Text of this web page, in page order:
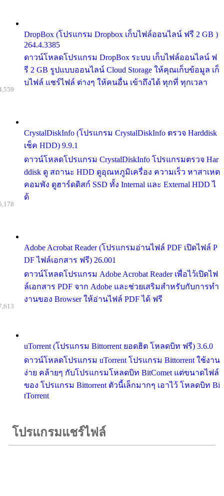
DropBox (โปรแกรม Dropbox เก็บไฟล์ออนไลน์ ฟรี 2 GB )
264.4.3385
ดาวน์โหลดโปรแกรม DropBox ระบบ เก็บไฟล์ออนไลน์ ฟ
รี 2 GB รูปแบบออนไลน์ Cloud Storage ให้คุณเก็บข้อมูล เก็
บไฟล์ แชร์ไฟล์ ต่างๆ ให้คนอื่น เข้าถึงได้ ทุกที่ ทุกเวลา
CrystalDiskInfo (โปรแกรม CrystalDiskInfo ตรวจ Harddisk
เช็ค HDD) 9.9.1
ดาวน์โหลดโปรแกรม CrystalDiskInfo โปรแกรมตรวจ Har
ddisk ดู สถานะ HDD ดูอุณหภูมิเครื่อง ความเร็ว หาสาเหต
คอมพัง ดูฮาร์ดดิสก์ SSD ทั้ง Internal และ External HDD ไ
ด้
Adobe Acrobat Reader (โปรแกรมอ่านไฟล์ PDF เปิดไฟล์ P
DF ไฟล์เอกสาร ฟรี) 26.001
ดาวน์โหลดโปรแกรม Adobe Acrobat Reader เพื่อไว้เปิดไฟ
ล์เอกสาร PDF จาก Adobe และช่วยเสริมสำหรับกับการทำ
งานของ Browser ให้อ่านไฟล์ PDF ได้ ฟรี
uTorrent (โปรแกรม Bittorrent ยอดฮิต โหลดบิท ฟรี) 3.6.0
ดาวน์โหลดโปรแกรม uTorrent โปรแกรม Bittorrent ใช้งาน
ง่าย คล้ายๆ กับโปรแกรมโหลดบิท BitComet แต่ขนาดไฟล์
ของ โปรแกรม Bittorrent ตัวนี้เล็กมากๆ เอาไว้ โหลดบิท Bi
tTorrent
โปรแกรมแชร์ไฟล์